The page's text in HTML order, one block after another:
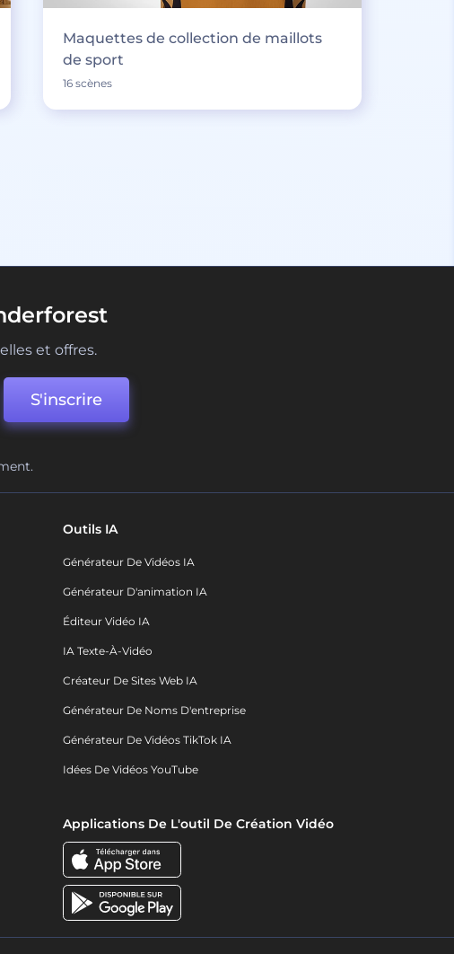
Maquettes de collection de maillots
de sport
16 scènes
et offres.
S'inscrire
Outils IA
Générateur De Vidéos IA
Générateur D'animation IA
Éditeur Vidéo IA
IA Texte-À-Vidéo
Créateur De Sites Web IA
Générateur De Noms D'entreprise
Générateur De Vidéos TikTok IA
Idées De Vidéos YouTube
Applications De L'outil De Création Vidéo